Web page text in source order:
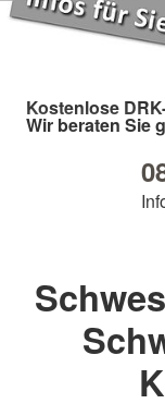
Kostenlose
Wir beraten Sie